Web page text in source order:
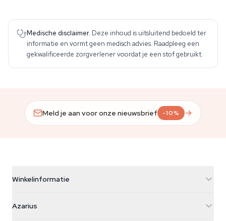
Medische disclaimer. Deze inhoud is uitsluitend bedoeld ter
informatie en vormt geen medisch advies. Raadpleeg een
gekwalificeerde zorgverlener voordat je een stof gebruikt.
Meld je aan voor onze nieuwsbrief -10%
Winkelinformatie
Galvaniweg 11
Azarius